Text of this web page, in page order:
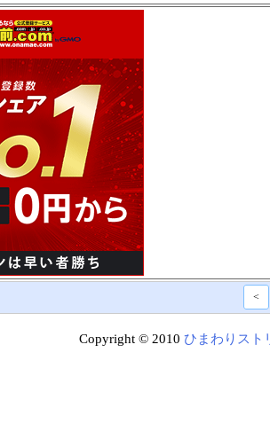
<
Copyright © 2010 ひまわりスト